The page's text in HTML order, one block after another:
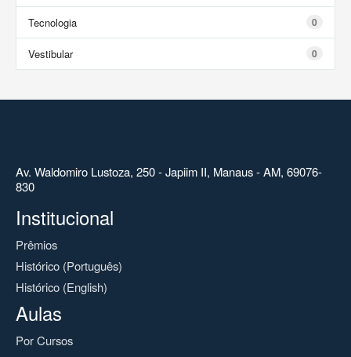
0
Tecnologia
0
Vestibular
Av. Waldomiro Lustoza, 250 - Japiim II, Manaus - AM, 69076-
830
Institucional
Prêmios
Histórico (Português)
Histórico (English)
Aulas
Por Cursos